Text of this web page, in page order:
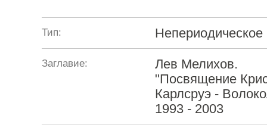
Тип: Непериодическое
Заглавие:
Лев Мелихов.
"Посвящение
Карлсруэ -
1993 - 2003